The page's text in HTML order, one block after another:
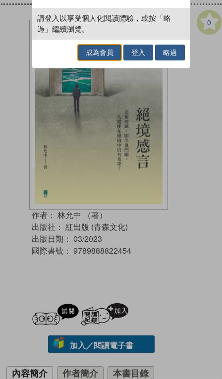
0
作者： 林允中 （著）
出版社： 紅出版 (青森文化)
出版日期： 03/2023
國際書號： 9789888822454
試閲
加入／閱讀電子書
內容簡介 作者簡介 本書目錄
請登入以享受個人化閱讀體驗，或按「略
過」繼續瀏覽。
成為會員 登入 略過